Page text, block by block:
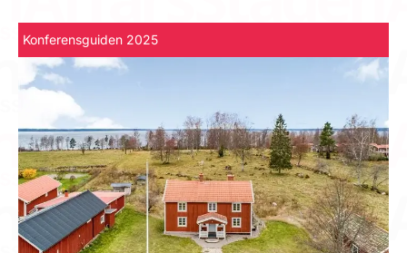
Konferensguiden 2025